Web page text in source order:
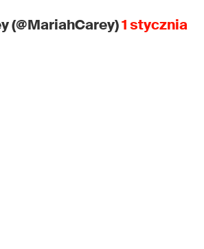
(@MariahCarey)1 stycznia